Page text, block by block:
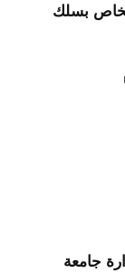
بسلك
جامعة